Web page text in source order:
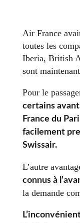
Air France
toutes les
Iberia, British
sont
Pour le
certains
France du
facilement
Swissair.
L’autre
connus à
la demande